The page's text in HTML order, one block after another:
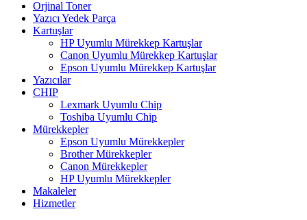
Orjinal Toner
Yazıcı Yedek Parça
Kartuşlar
HP Uyumlu Mürekkep Kartuşlar
Canon Uyumlu Mürekkep Kartuşlar
Epson Uyumlu Mürekkep Kartuşlar
Yazıcılar
CHIP
Lexmark Uyumlu Chip
Toshiba Uyumlu Chip
Mürekkepler
Epson Uyumlu Mürekkepler
Brother Mürekkepler
Canon Mürekkepler
HP Uyumlu Mürekkepler
Makaleler
Hizmetler